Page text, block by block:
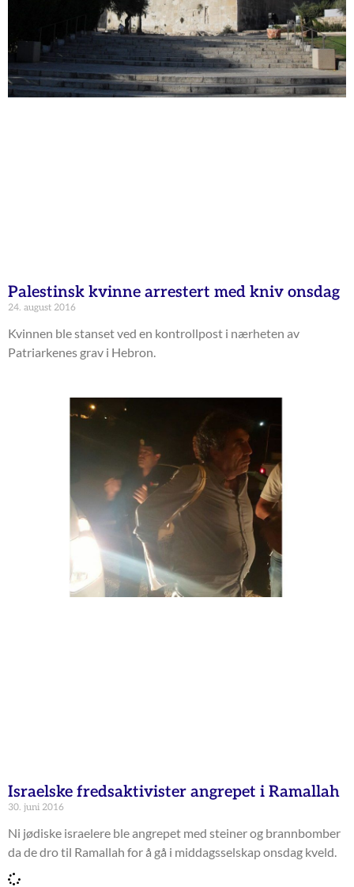
Palestinsk kvinne arrestert med kniv onsdag
24. august 2016
Kvinnen ble stanset ved en kontrollpost i nærheten av
Patriarkenes grav i Hebron.
Israelske fredsaktivister angrepet i Ramallah
30. juni 2016
Ni jødiske israelere ble angrepet med steiner og brannbomber
da de dro til Ramallah for å gå i middagsselskap onsdag kveld.